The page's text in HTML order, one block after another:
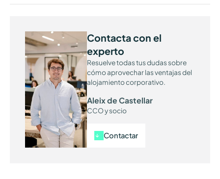
Contacta con el
experto
Resuelve todas tus dudas sobre
cómo aprovechar las ventajas del
alojamiento corporativo.
Aleix de Castellar
CCO y socio
Contactar